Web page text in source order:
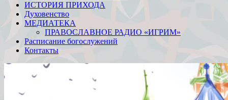
ИСТОРИЯ ПРИХОДА
Духовенство
МЕДИАТЕКА
ПРАВОСЛАВНОЕ РАДИО «ИГРИМ»
Расписание богослужений
Контакты